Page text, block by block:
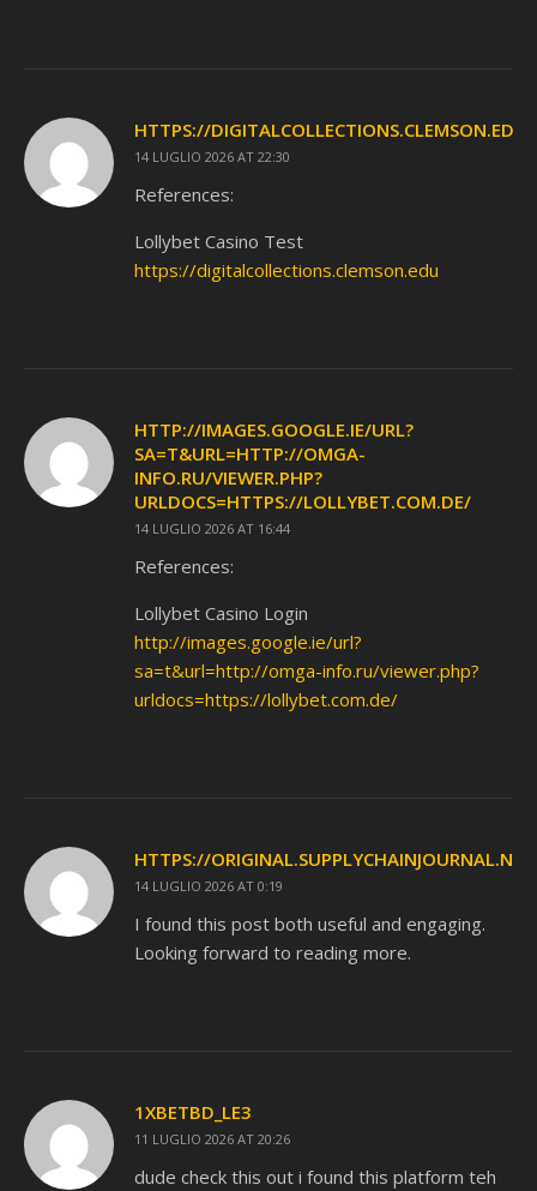
HTTPS://DIGITALCOLLECTIONS.CLEMSON.EDU
14 LUGLIO 2026 AT 22:30
References:
Lollybet Casino Test
https://digitalcollections.clemson.edu
HTTP://IMAGES.GOOGLE.IE/URL?
SA=T&URL=HTTP://OMGA-
INFO.RU/VIEWER.PHP?
URLDOCS=HTTPS://LOLLYBET.COM.DE/
14 LUGLIO 2026 AT 16:44
References:
Lollybet Casino Login
http://images.google.ie/url?
sa=t&url=http://omga-info.ru/viewer.php?
urldocs=https://lollybet.com.de/
HTTPS://
14 LUGLIO 2026 AT 0:19
I found this post both useful and engaging.
Looking forward to reading more.
1XBETBD_LE3
11 LUGLIO 2026 AT 20:26
dude check this out i found this platform teh